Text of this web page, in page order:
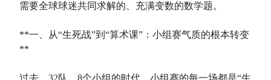
需要全球球迷共同求解的、充满变数的数学题。
**一、从“生死战”到“算术课”：小组赛气质的根本转变
**
过去，32队、8个小组的时代，小组赛的每一场都是“生